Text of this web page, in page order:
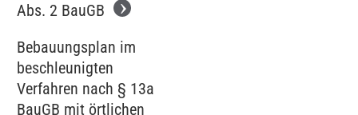
Abs. 2 BauGB
Bebauungsplan im
beschleunigten
Verfahren nach § 13a
BauGB mit örtlichen